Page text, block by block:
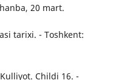
20 mart.
tarixi. - Toshkent:
Childi 16. -